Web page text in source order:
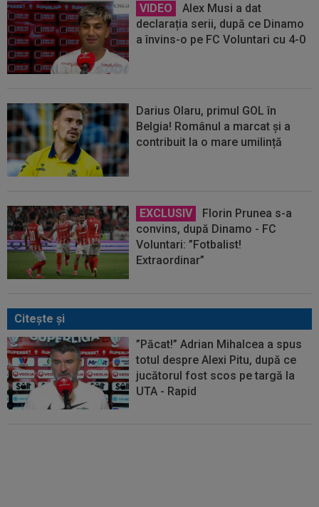
VIDEO
Alex Musi a dat
declarația serii, după ce Dinamo
a învins-o pe FC Voluntari cu 4-0
Darius Olaru, primul GOL în
Belgia! Românul a marcat și a
contribuit la o mare umilință
EXCLUSIV
Florin Prunea s-a
convins, după Dinamo - FC
Voluntari: ”Fotbalist!
Extraordinar”
Citeşte şi
”Păcat!” Adrian Mihalcea a spus
totul despre Alexi Pitu, după ce
jucătorul fost scos pe targă la
UTA - Rapid